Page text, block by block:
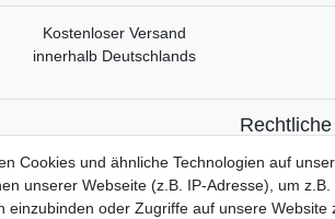
Kostenloser Versand
innerhalb Deutschlands
Widerrufsrecht
Cookies und ähnliche Technologien auf
unserer Webseite (z.B. IP-Adresse), um
einzubinden oder Zugriffe auf unsere